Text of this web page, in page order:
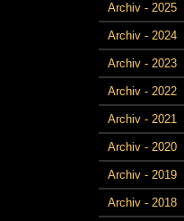
Archiv - 2025
Archiv - 2024
Archiv - 2023
Archiv - 2022
Archiv - 2021
Archiv - 2020
Archiv - 2019
Archiv - 2018